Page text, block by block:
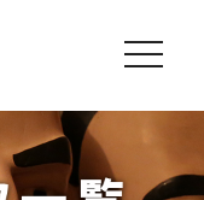
toggle